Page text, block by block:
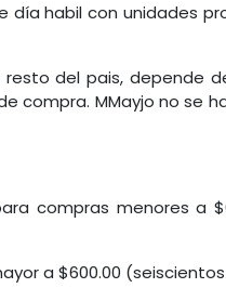
día habil con unidades
del pais, depende
compra. MMayjo no se
compras menores
a $600.00